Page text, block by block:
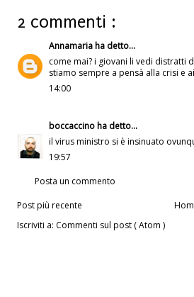
2 commenti :
Annamaria ha detto...
come mai? i giovani li vedi distratti
stiamo sempre a pensà alla crisi e
14:00
boccaccino ha detto...
il virus ministro si è insinuato
19:57
Posta un commento
Post più recente
Iscriviti a: Commenti sul post ( Atom )